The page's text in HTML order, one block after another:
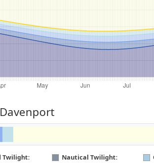
Twilight: Nautical Twilight: